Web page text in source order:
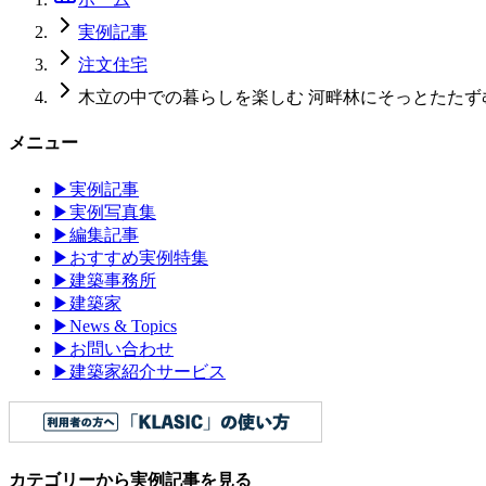
実例記事
注文住宅
木立の中での暮らしを楽しむ 河畔林にそっとたたず
メニュー
▶実例記事
▶実例写真集
▶編集記事
▶ おすすめ実例特集
▶建築事務所
▶建築家
▶News & Topics
▶ お問い合わせ
▶建築家紹介サービス
カテゴリーから実例記事を見る